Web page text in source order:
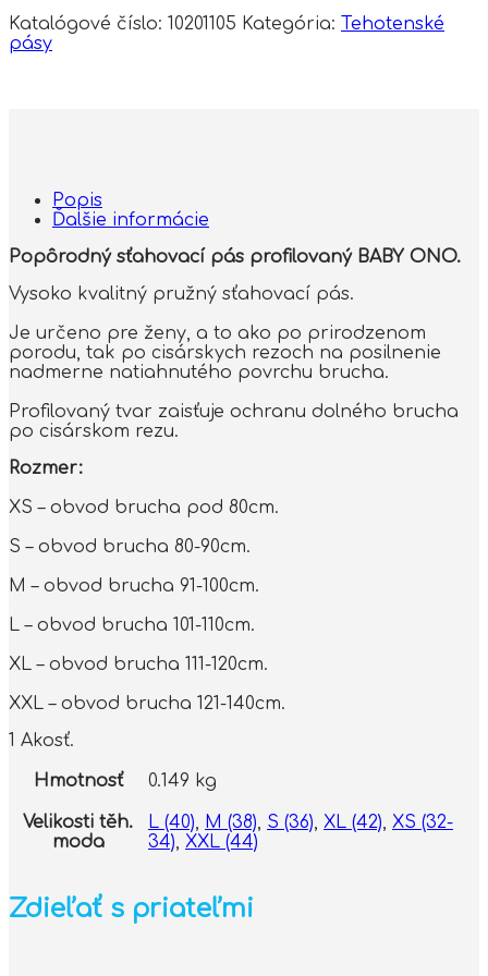
Katalógové číslo: 10201105 Kategória: Tehotenské
pásy
Popis
Ďalšie informácie
Popôrodný sťahovací pás profilovaný BABY ONO.
Vysoko kvalitný pružný sťahovací pás.
Je určeno pre ženy, a to ako po prirodzenom
porodu, tak po cisárskych rezoch na posilnenie
nadmerne natiahnutého povrchu brucha.
Profilovaný tvar zaisťuje ochranu dolného brucha
po cisárskom rezu.
Rozmer:
XS – obvod brucha pod 80cm.
S – obvod brucha 80-90cm.
M – obvod brucha 91-100cm.
L – obvod brucha 101-110cm.
XL – obvod brucha 111-120cm.
XXL – obvod brucha 121-140cm.
1 Akosť.
Hmotnosť 0.149 kg
Velikosti těh.
moda
L (40), M (38), S (36), XL (42), XS (32-
34), XXL (44)
Zdieľať s priateľmi